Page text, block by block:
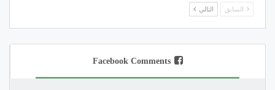
السابق التالي
Facebook Comments